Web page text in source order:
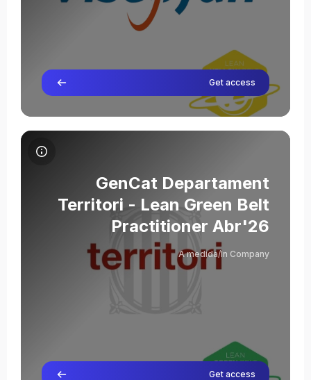
Get access
תמונת הקורס GenCat Departament Territori - Lean Green Belt Practitioner Abr'26
תמונת הקורס
שם הקורס
GenCat Departament
Territori - Lean Green Belt
Practitioner Abr'26
A medida/In Company
Get access